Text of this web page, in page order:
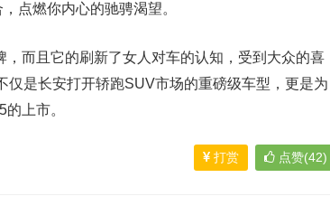
点燃你内心的驰骋渴望。
而且它的刷新了女人对车的认知，受到大众的喜
是长安打开轿跑SUV市场的重磅级车型，更是为
上市。
打赏 点赞(42)